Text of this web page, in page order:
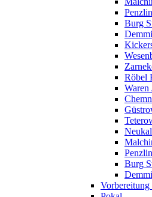
Burg
Röbel
Waren
Burg
Vorbereitung